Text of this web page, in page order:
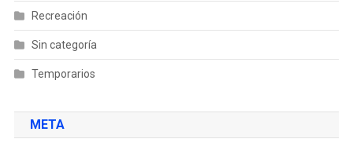
Recreación
Sin categoría
Temporarios
META